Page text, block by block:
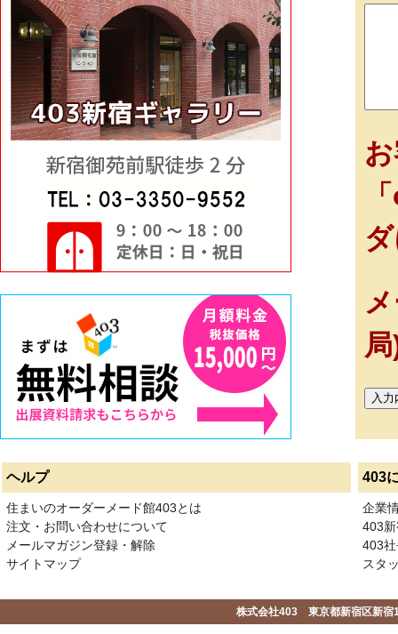
ヘルプ 403
住まいのオーダーメード館403とは
注文・お問い合わせについて
メールマガジン登録・解除
サイトマップ
企業
403
403
スタ
株式会社403 東京都新宿区新